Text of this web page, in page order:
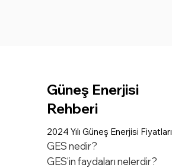
Güneş Enerjisi
Rehberi
2024 Yılı Güneş Enerjisi Fiyatları
GES nedir?
GES'in faydaları nelerdir?